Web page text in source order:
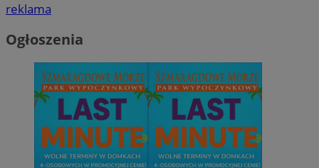
reklama
Ogłoszenia